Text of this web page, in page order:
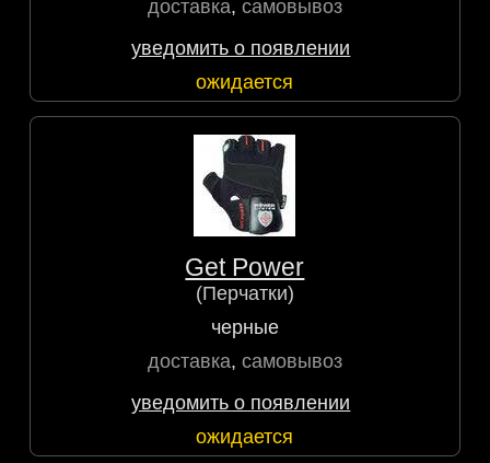
доставка, самовывоз
уведомить о появлении
ожидается
Get Power
(Перчатки)
черные
доставка, самовывоз
уведомить о появлении
ожидается